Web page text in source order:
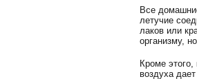
Все
летучие
лаков или
организму,
Кроме
воздуха